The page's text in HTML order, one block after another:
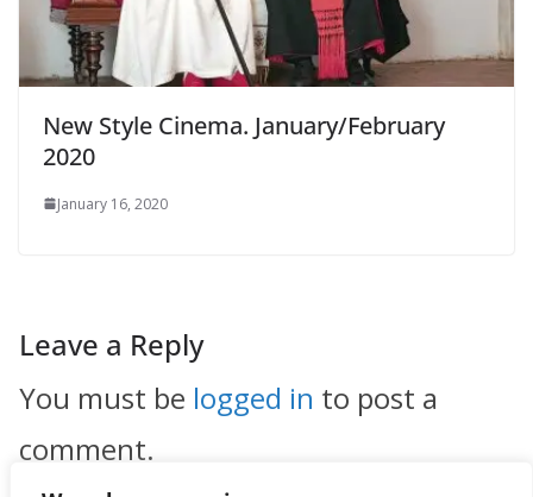
New Style Cinema. January/February
2020
January 16, 2020
Leave a Reply
You must be logged in to post a
comment.